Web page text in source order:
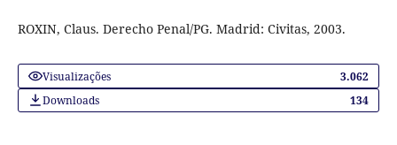
ROXIN, Claus. Derecho Penal/PG. Madrid: Civitas, 2003.
Visualizações
3.062
Downloads
134